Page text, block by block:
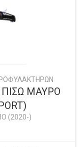
ΜΑΥΡΟ
(2020-)